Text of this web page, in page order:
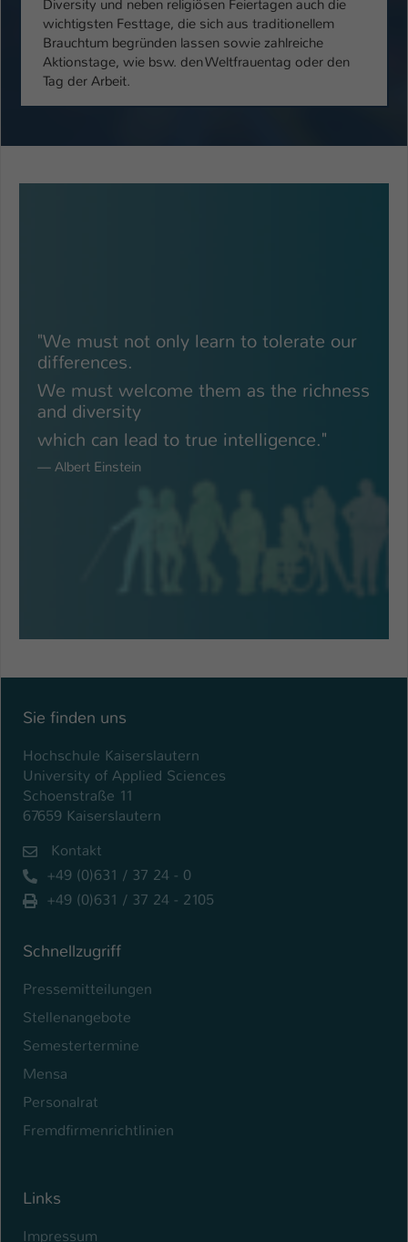
Diversity und neben religiösen Feiertagen auch die
wichtigsten Festtage, die sich aus traditionellem
Brauchtum begründen lassen sowie zahlreiche
Aktionstage, wie bsw. den Weltfrauentag oder den
Tag der Arbeit.
"We must not only learn to tolerate our
differences.
We must welcome them as the richness
and diversity
which can lead to true intelligence."
— Albert Einstein
Sie finden uns
Hochschule Kaiserslautern
University of Applied Sciences
Schoenstraße 11
67659 Kaiserslautern
Kontakt
+49 (0)631 / 37 24 - 0
+49 (0)631 / 37 24 - 2105
Schnellzugriff
Pressemitteilungen
Stellenangebote
Semestertermine
Mensa
Personalrat
Fremdfirmenrichtlinien
Links
Impressum